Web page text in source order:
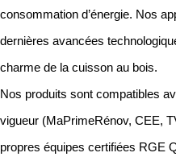
consommation d’énergie. Nos
dernières avancées
charme de la cuisson au bois.
Nos produits sont compatibles
vigueur (MaPrimeRénov, CEE,
propres équipes certifiées RGE